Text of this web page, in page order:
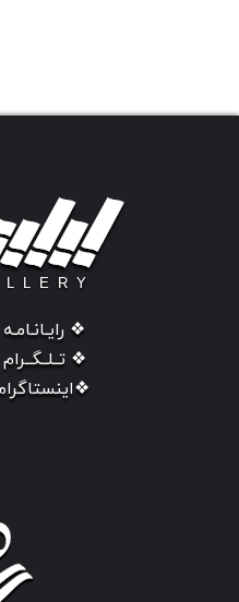
❖
❖